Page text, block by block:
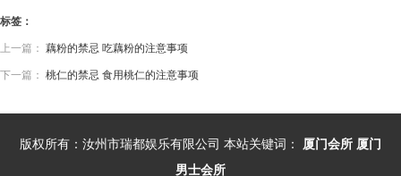
标签：
上一篇： 藕粉的禁忌 吃藕粉的注意事项
下一篇： 桃仁的禁忌 食用桃仁的注意事项
版权所有：汝州市瑞都娱乐有限公司 本站关键词： 厦门会所 厦门
男士会所